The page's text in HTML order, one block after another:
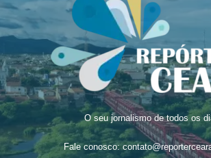
O seu jornalismo de todos os
Fale conosco: